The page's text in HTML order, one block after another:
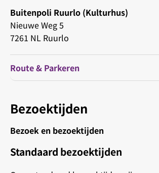
Buitenpoli Ruurlo (Kulturhus)
Nieuwe Weg 5
7261 NL Ruurlo
Route & Parkeren
Bezoektijden
Bezoek en bezoektijden
Standaard bezoektijden